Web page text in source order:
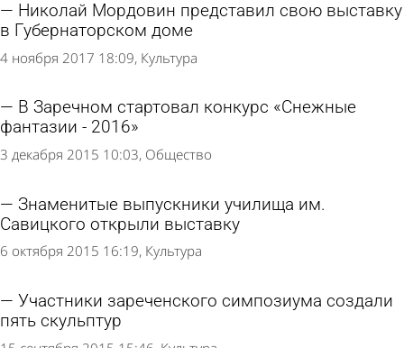
Николай Мордовин представил свою выставку
в Губернаторском доме
4 ноября 2017 18:09 Культура
В Заречном стартовал конкурс «Снежные
фантазии - 2016»
3 декабря 2015 10:03 Общество
Знаменитые выпускники училища им.
Савицкого открыли выставку
6 октября 2015 16:19 Культура
Участники зареченского симпозиума создали
пять скульптур